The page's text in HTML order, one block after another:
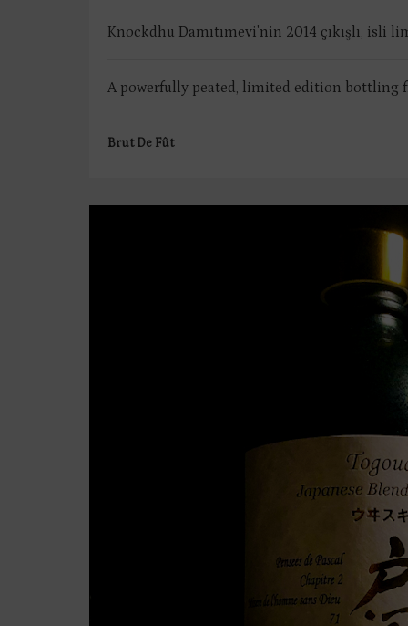
Knockdhu Damıtımevi'nin 2014 çıkışlı, isli
A powerfully peated, limited edition bottling
Brut De Fût